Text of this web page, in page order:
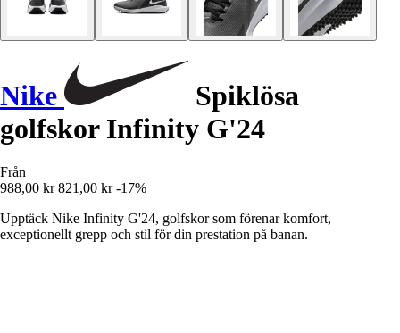
Nike
Spiklösa
golfskor Infinity G'24
Från
988,00 kr 821,00 kr -17%
Upptäck Nike Infinity G'24, golfskor som förenar komfort,
exceptionellt grepp och stil för din prestation på banan.